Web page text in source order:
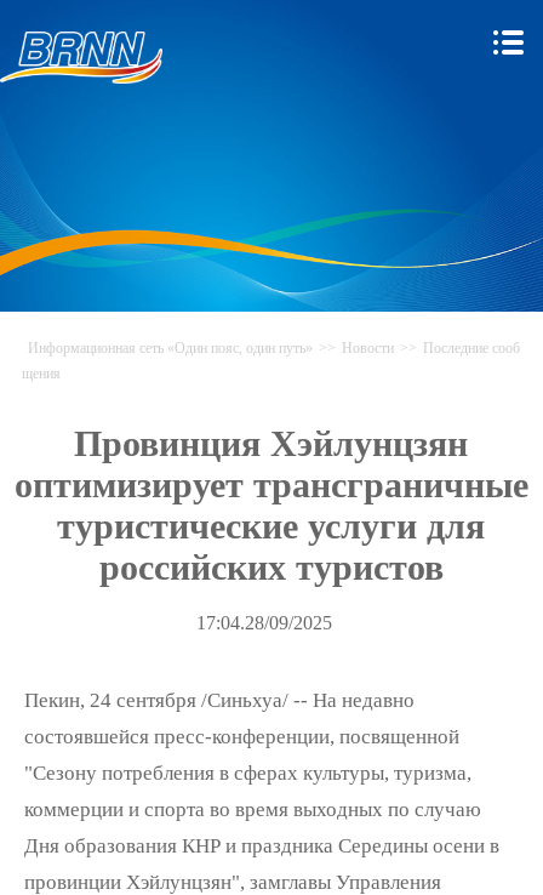
Информационная сеть «Один
пояс, один путь»
Информационная сеть «Один пояс, один путь» >> Новости >> Последние сооб
щения
Провинция Хэйлунцзян
оптимизирует трансграничные
туристические услуги для
российских туристов
17:04.28/09/2025
Пекин, 24 сентября /Синьхуа/ -- На недавно
состоявшейся пресс-конференции, посвященной
"Сезону потребления в сферах культуры, туризма,
коммерции и спорта во время выходных по случаю
Дня образования КНР и праздника Середины осени в
провинции Хэйлунцзян", замглавы Управления